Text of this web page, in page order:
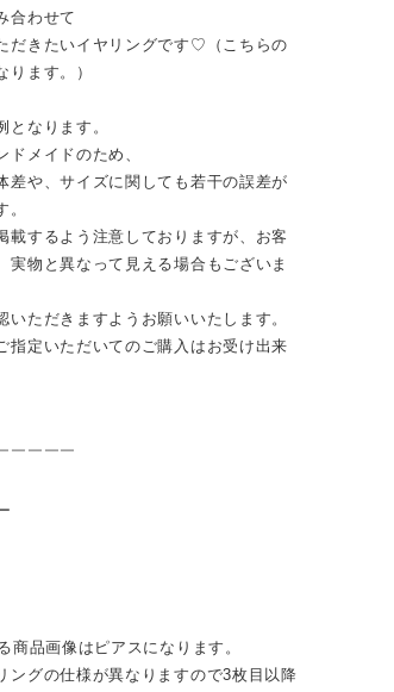
合わせて
だきたいイヤリングです♡（こちらの
ります。）
なります。
メイドのため、
差や、サイズに関しても若干の誤差が
載するよう注意しておりますが、お客
実物と異なって見える場合もございま
ただきますようお願いいたします。
指定いただいてのご購入はお受け出来
￣￣￣￣
品画像はピアスになります。
ングの仕様が異なりますので3枚目以降